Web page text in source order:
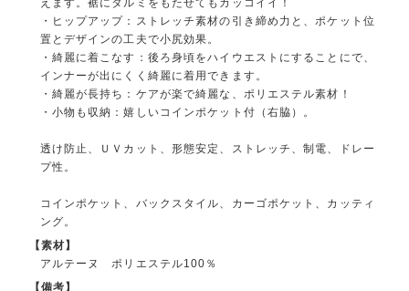
・ヒップアップ：ストレッチ素材の引き締め力と、ポケット位
置とデザインの工夫で小尻効果。
・綺麗に着こなす：後ろ身頃をハイウエストにすることにで、
インナーが出にくく綺麗に着用できます。
・綺麗が長持ち：ケアが楽で綺麗な、ポリエステル素材！
・小物も収納：嬉しいコインポケット付（右脇）。
透け防止、ＵＶカット、形態安定、ストレッチ、制電、ドレー
プ性。
コインポケット、バックスタイル、カーゴポケット、カッティ
ング。
【素材】
アルテーヌ ポリエステル100％
【備考】